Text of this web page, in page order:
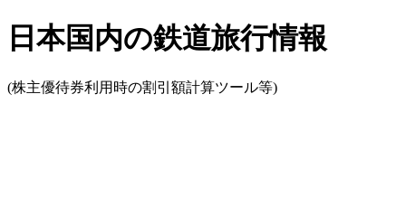
日本国内の鉄道旅行情報
(株主優待券利用時の割引額計算ツール等)